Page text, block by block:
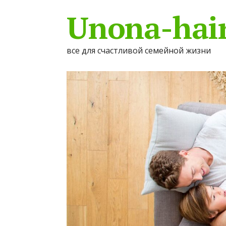
Unona-
все для счастливой семейной жизни